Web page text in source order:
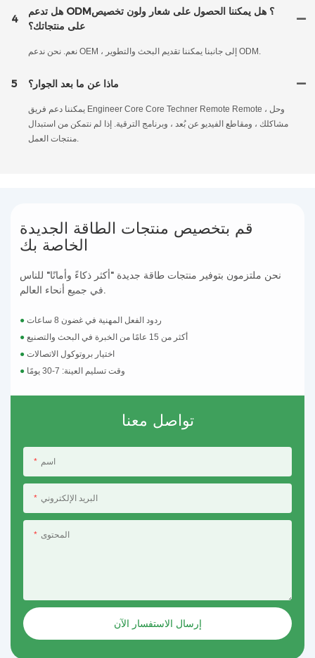
4
هل تدعم ODM؟ هل يمكننا الحصول على شعار ولون تخصيص
على منتجاتك؟
نعم. نحن ندعم OEM ، إلى جانبنا يمكننا تقديم البحث والتطوير ODM.
5 ماذا عن ما بعد الجوار؟
يمكننا دعم فريق Engineer Core Core Techner Remote Remote ، وحل
مشاكلك ، ومقاطع الفيديو عن بُعد ، وبرنامج الترقية. إذا لم نتمكن من استبدال
منتجات العمل.
قم بتخصيص منتجات الطاقة الجديدة
الخاصة بك
نحن ملتزمون بتوفير منتجات طاقة جديدة "أكثر ذكاءً وأمانًا" للناس
في جميع أنحاء العالم.
●
ردود الفعل المهنية في غضون 8 ساعات
●
أكثر من 15 عامًا من الخبرة في البحث والتصنيع
●اختيار بروتوكول الاتصالات
●
وقت تسليم العينة: 7-30 يومًا
تواصل معنا
اسم
البريد الإلكتروني
المحتوى
إرسال الاستفسار الآن